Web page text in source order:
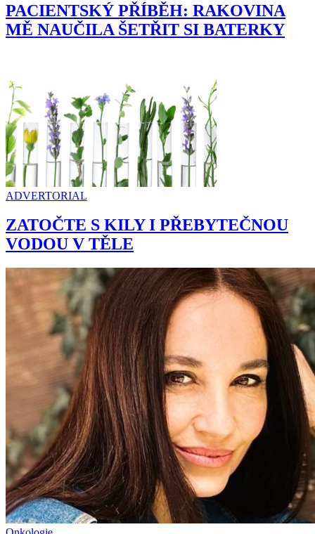
PACIENTSKÝ PŘÍBĚH: RAKOVINA
MĚ NAUČILA ŠETŘIT SI BATERKY
ADVERTORIAL
ZATOČTE S KILY I PŘEBYTEČNOU
VODOU V TĚLE